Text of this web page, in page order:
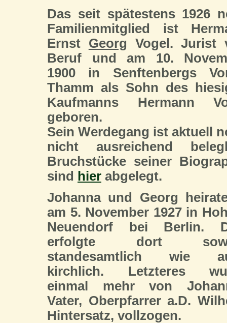
Das seit spätestens 1926
Familienmitglied ist
Ernst Georg Vogel. Jurist
Beruf und am 10.
1900 in Senftenbergs
Thamm als Sohn des
Kaufmanns Hermann
geboren.
Sein Werdegang ist aktuell
nicht ausreichend
Bruchstücke seiner
sind hier abgelegt.
Johanna und Georg
am 5. November 1927 in
Neuendorf bei Berlin.
erfolgte dort
standesamtlich wie
kirchlich. Letzteres
einmal mehr von
Vater, Oberpfarrer a.D.
Hintersatz, vollzogen.